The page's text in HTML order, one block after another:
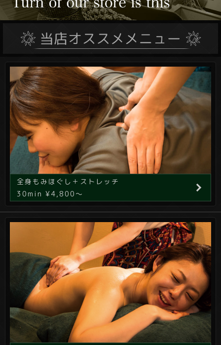
全身もみほぐし＋ストレッチ
30min ¥4,800～